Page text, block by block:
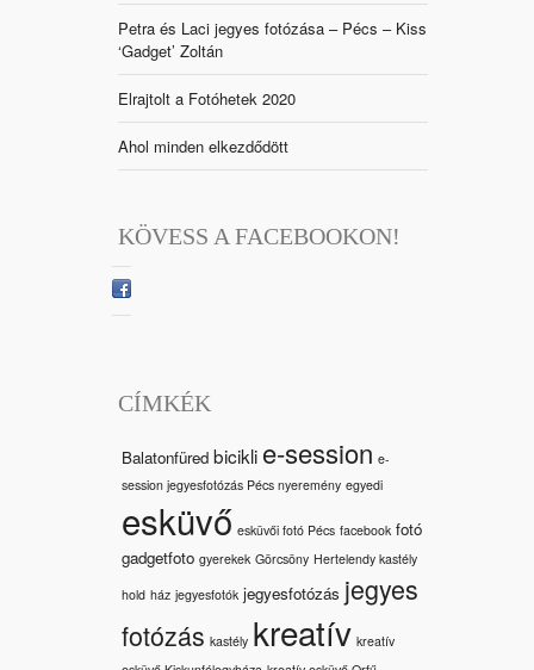
Petra és Laci jegyes fotózása – Pécs – Kiss
‘Gadget’ Zoltán
Elrajtolt a Fotóhetek 2020
Ahol minden elkezdődött
KÖVESS A FACEBOOKON!
CÍMKÉK
Balatonfüred bicikli e-session e-
session jegyesfotózás Pécs nyeremény egyedi
esküvő esküvői fotó Pécs facebook fotó
gadgetfoto gyerekek Görcsöny Hertelendy kastély
hold ház jegyesfotók jegyesfotózás jegyes
fotózás kastély kreatív kreatív